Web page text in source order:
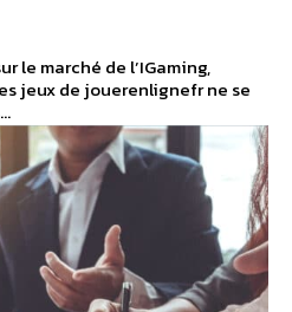
le marché de l’IGaming,
jeux de jouerenlignefr ne se